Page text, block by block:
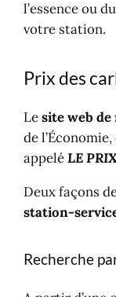
votre station.
de
appeléLE
station-